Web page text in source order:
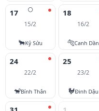
🌕
17
15/2
🐂Kỷ Sửu
18
16/2
🐅Canh Dần
24
22/2
🐒Bính Thân
25
23/2
🐓Đinh Dậu